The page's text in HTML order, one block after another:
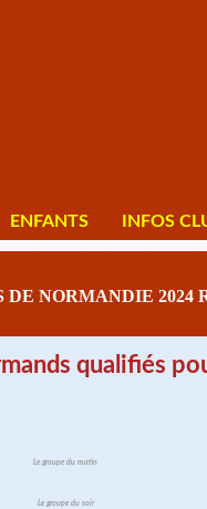
ENFANTS INFOS
NORMANDIE 2024
qualifiés
Le groupe du matin
Le groupe du soir